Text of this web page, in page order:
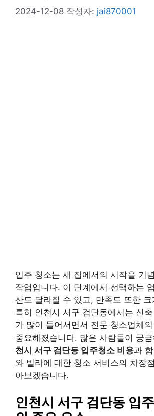
2024-12-08 작성자: jai870001
입주 청소는 새 집에서의 시작을 기
작업입니다. 이 단계에서 선택하는
산도 달라질 수 있고, 만족도 또한
특히 인천시 서구 검단동에서는 신
가 많이 들어서면서 전문 청소업체
중요해졌습니다. 많은 사람들이 궁
천시 서구 검단동 입주청소 비용과
와 빌라에 대한 청소 서비스의 차장
아보겠습니다.
인천시 서구 검단동 입